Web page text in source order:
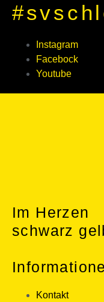
Instagram
Facebock
Youtube
Im Herzen
schwarz
Kontakt